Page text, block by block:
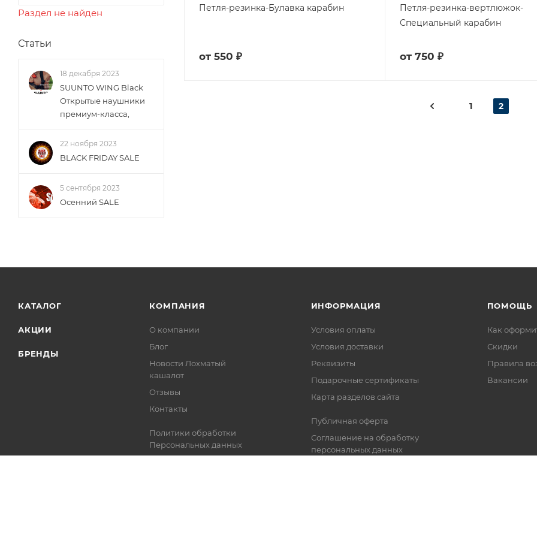
Петля-резинка-Булавка карабин
от 550 ₽
Петля-резинка-вертлюжок-
Специальный карабин
от750 ₽
1 2
Раздел не найден
Статьи
18 декабря 2023
SUUNTO WING Black
Открытые наушники
премиум-класса,
22 ноября 2023
BLACK FRIDAY SALE
5 сентября 2023
Осенний SALE
КАТАЛОГ
АКЦИИ
БРЕНДЫ
КОМПАНИЯ
О компании
Блог
Новости Лохматый
кашалот
Отзывы
Контакты
Политики обработки
Персональных данных
ИНФОРМАЦИЯ
Условия оплаты
Условия доставки
Реквизиты
Подарочные сертификаты
Карта разделов сайта
Публичная оферта
Соглашение на обработку
персональных данных
ПОМОЩЬ
Как
Скидки
Правила
Вакансии